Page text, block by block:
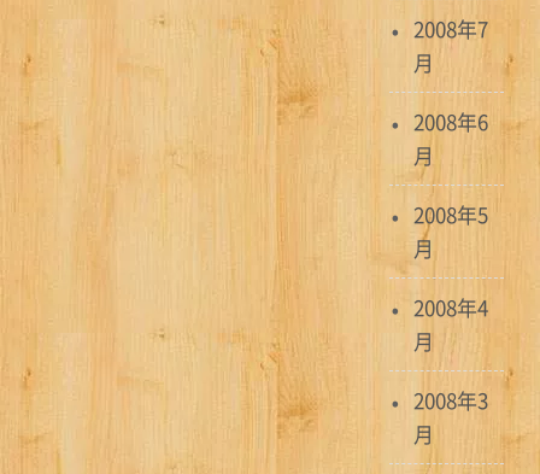
2008年7
月
2008年6
月
2008年5
月
2008年4
月
2008年3
月